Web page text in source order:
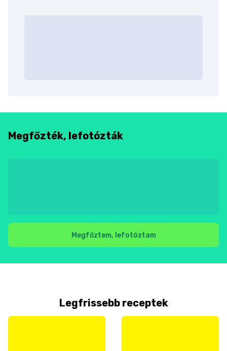
Megfőzték, lefotózták
Megfőztem, lefotóztam
Legfrissebb receptek